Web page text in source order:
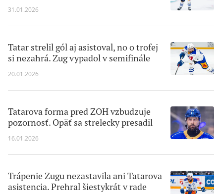
31.01.2026
Tatar strelil gól aj asistoval, no o trofej
si nezahrá. Zug vypadol v semifinále
20.01.2026
Tatarova forma pred ZOH vzbudzuje
pozornosť. Opäť sa strelecky presadil
16.01.2026
Trápenie Zugu nezastavila ani Tatarova
asistencia. Prehral šiestykrát v rade